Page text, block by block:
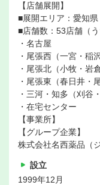
【店舗展開】
■展開エリア：愛知
■店舗数：53店舗（
・名古屋
・尾張西（一宮・稲
・尾張北（小牧・岩
・尾張東（春日井・
・三河・知多（刈谷
・在宅センター
【事業所】
【グループ企業】
株式会社名西薬品（
設立
1999年12月